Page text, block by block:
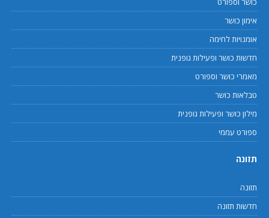
אימון כושר
אומנויות לחימה
חדשות כושר ופעילות גופנית
מאמרי כושר וספורט
טבלאות כושר
מילון כושר ופעילות גופנית
ספורט עממי
תזונה
תזונה
חדשות תזונה